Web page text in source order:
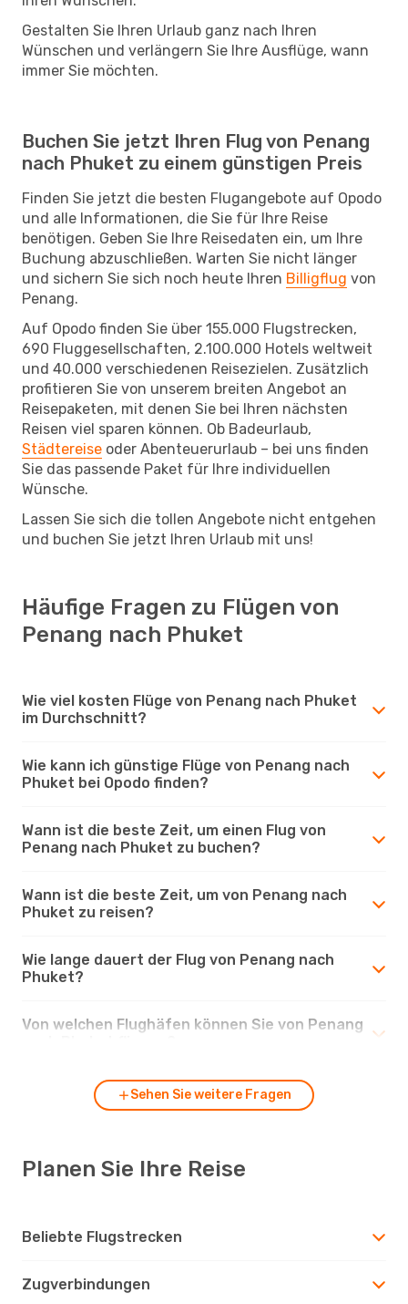
Gestalten Sie Ihren Urlaub ganz nach Ihren
Wünschen und verlängern Sie Ihre Ausflüge, wann
immer Sie möchten.
Buchen Sie jetzt Ihren Flug von Penang
nach Phuket zu einem günstigen Preis
Finden Sie jetzt die besten Flugangebote auf Opodo
und alle Informationen, die Sie für Ihre Reise
benötigen. Geben Sie Ihre Reisedaten ein, um Ihre
Buchung abzuschließen. Warten Sie nicht länger
und sichern Sie sich noch heute Ihren Billigflug von
Penang.
Auf Opodo finden Sie über 155.000 Flugstrecken,
690 Fluggesellschaften, 2.100.000 Hotels weltweit
und 40.000 verschiedenen Reisezielen. Zusätzlich
profitieren Sie von unserem breiten Angebot an
Reisepaketen, mit denen Sie bei Ihren nächsten
Reisen viel sparen können. Ob Badeurlaub,
Städtereise oder Abenteuerurlaub – bei uns finden
Sie das passende Paket für Ihre individuellen
Wünsche.
Lassen Sie sich die tollen Angebote nicht entgehen
und buchen Sie jetzt Ihren Urlaub mit uns!
Häufige Fragen zu Flügen von
Penang nach Phuket
Wie viel kosten Flüge von Penang nach Phuket
im Durchschnitt?
Wie kann ich günstige Flüge von Penang nach
Phuket bei Opodo finden?
Wann ist die beste Zeit, um einen Flug von
Penang nach Phuket zu buchen?
Wann ist die beste Zeit, um von Penang nach
Phuket zu reisen?
Wie lange dauert der Flug von Penang nach
Phuket?
Von welchen Flughäfen können Sie von Penang
Sehen Sie weitere Fragen
Planen Sie Ihre Reise
Beliebte Flugstrecken
Zugverbindungen